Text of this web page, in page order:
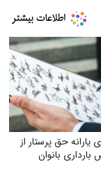
یارانه حق پرستار از
بانوان